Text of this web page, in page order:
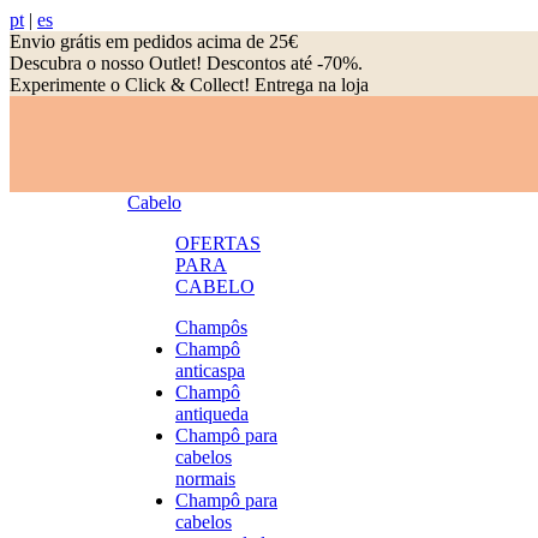
pt | es
Envio grátis em pedidos acima de 25€
Descubra o nosso Outlet! Descontos até -70%.
Experimente o Click & Collect! Entrega na loja
Cabelo
OFERTAS
PARA
CABELO
Champôs
Champô
anticaspa
Champô
antiqueda
Champô para
cabelos
normais
Champô para
cabelos